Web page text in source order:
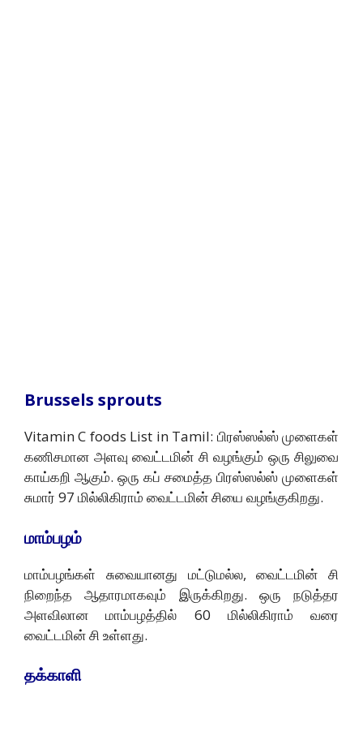
Brussels sprouts
Vitamin C foods List in Tamil: பிரஸ்ஸல்ஸ் முளைகள்
கணிசமான அளவு வைட்டமின் சி வழங்கும் ஒரு சிலுவை
காய்கறி ஆகும். ஒரு கப் சமைத்த பிரஸ்ஸல்ஸ் முளைகள்
சுமார் 97 மில்லிகிராம் வைட்டமின் சியை வழங்குகிறது.
மாம்பழம்
மாம்பழங்கள் சுவையானது மட்டுமல்ல, வைட்டமின் சி
நிறைந்த ஆதாரமாகவும் இருக்கிறது. ஒரு நடுத்தர
அளவிலான மாம்பழத்தில் 60 மில்லிகிராம் வரை
வைட்டமின் சி உள்ளது.
தக்காளி